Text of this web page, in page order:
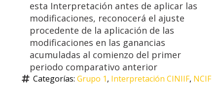
esta Interpretación antes de aplicar las
modificaciones, reconocerá el ajuste
procedente de la aplicación de las
modificaciones en las ganancias
acumuladas al comienzo del primer
periodo comparativo anterior
Categorías: Grupo 1 Interpretación CINIIF NCIF